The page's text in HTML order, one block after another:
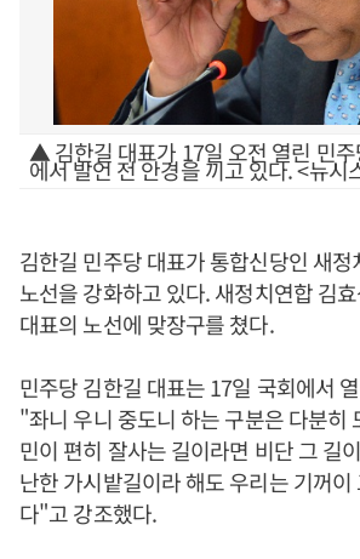
▲ 김한길 대표가 17일 오전 열린 민
에서 발언 전 안경을 끼고 있다. <뉴시
김한길 민주당 대표가 통합신당인 새
노선을 강화하고 있다. 새정치연합 김
대표의 노선에 맞장구를 쳤다.
민주당 김한길 대표는 17일 국회에서
"좌니 우니 중도니 하는 구분은 다분히
민이 편히 잘사는 길이라면 비단 그 길
난한 가시밭길이라 해도 우리는 기꺼이
다"고 강조했다.